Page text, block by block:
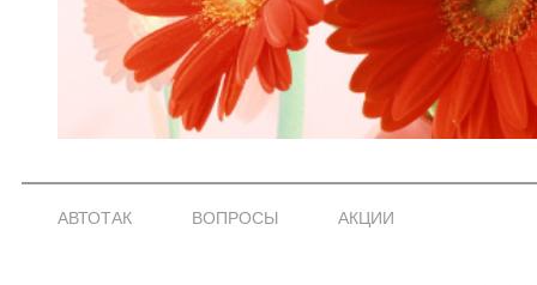
АВТОТАК ВОПРОСЫ АКЦИИ